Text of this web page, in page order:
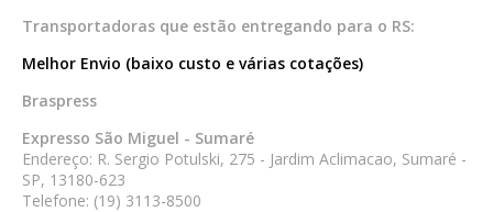
Transportadoras que estão entregando para o RS:
Melhor Envio (baixo custo e várias cotações)
Braspress
Expresso São Miguel - Sumaré
Endereço: R. Sergio Potulski, 275 - Jardim Aclimacao, Sumaré -
SP, 13180-623
Telefone: (19) 3113-8500